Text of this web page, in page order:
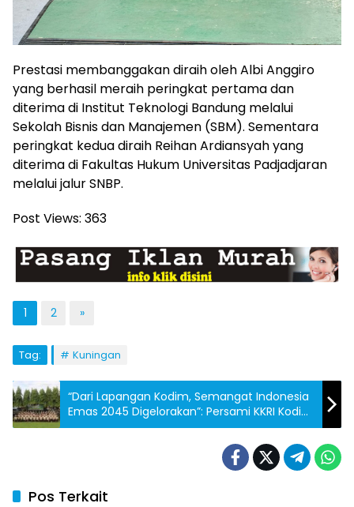
Prestasi membanggakan diraih oleh Albi Anggiro
yang berhasil meraih peringkat pertama dan
diterima di Institut Teknologi Bandung melalui
Sekolah Bisnis dan Manajemen (SBM). Sementara
peringkat kedua diraih Reihan Ardiansyah yang
diterima di Fakultas Hukum Universitas Padjadjaran
melalui jalur SNBP.
Post Views: 363
1 2 »
Tag: Kuningan
“Dari Lapangan Kodim, Semangat Indonesia
Emas 2045 Digelorakan”: Persami KKRI Kodim
0615/Kuningan Resmi Dibuka
Pos Terkait